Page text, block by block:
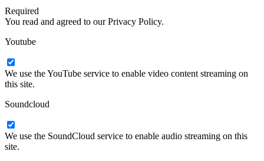
Required
You read and agreed to our Privacy Policy.
Youtube
We use the YouTube service to enable video content streaming on
this site.
Soundcloud
We use the SoundCloud service to enable audio streaming on this
site.